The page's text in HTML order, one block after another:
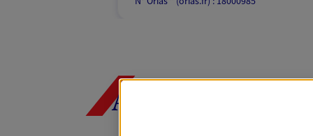
Agent Général
AXA, toujours